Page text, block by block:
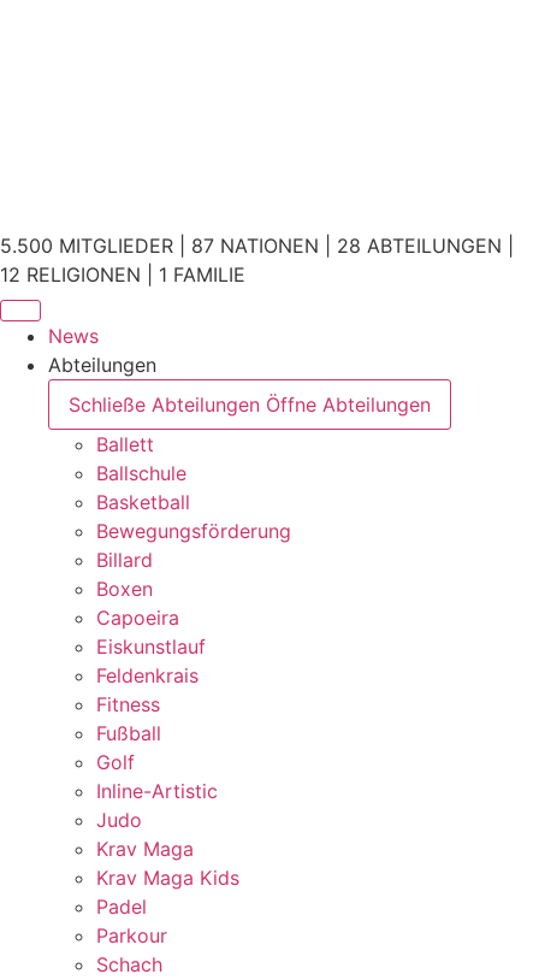
5.500 MITGLIEDER | 87 NATIONEN | 28 ABTEILUNGEN |
12 RELIGIONEN | 1 FAMILIE
News
Abteilungen
Schließe Abteilungen Öffne Abteilungen
Ballett
Ballschule
Basketball
Bewegungsförderung
Billard
Boxen
Capoeira
Eiskunstlauf
Feldenkrais
Fitness
Fußball
Golf
Inline-Artistic
Judo
Krav Maga
Krav Maga Kids
Padel
Parkour
Schach